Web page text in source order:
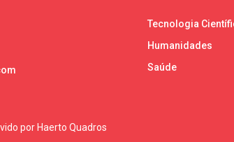
Tecnologia
Humanidades
Saúde
por Haerto Quadros